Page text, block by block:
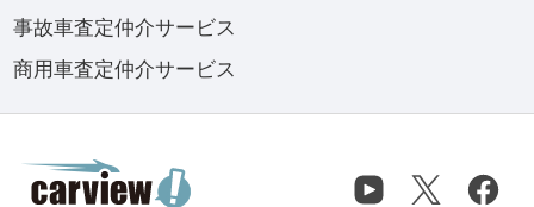
事故車査定仲介サービス
商用車査定仲介サービス